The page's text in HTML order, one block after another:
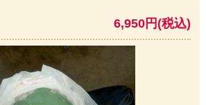
6,950円(税込)